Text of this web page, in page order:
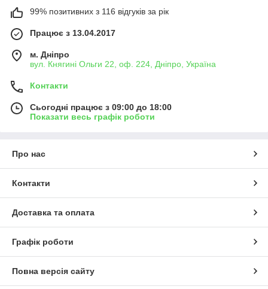
99% позитивних з 116 відгуків за рік
Працює з 13.04.2017
м. Дніпро
вул. Княгині Ольги 22, оф. 224, Дніпро, Україна
Контакти
Сьогодні працює з 09:00 до 18:00
Показати весь графік роботи
Про нас
Контакти
Доставка та оплата
Графік роботи
Повна версія сайту